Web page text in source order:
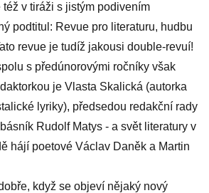
v tiráži s jistým podivením
podtitul: Revue pro literaturu, hudbu
revue je tudíž jakousi double-revuí!
s předúnorovými ročníky však
je Vlasta Skalická (autorka
lyriky), předsedou redakční rady
Rudolf Matys - a svět literatury v
hájí poetové Václav Daněk a Martin
když se objeví nějaký nový